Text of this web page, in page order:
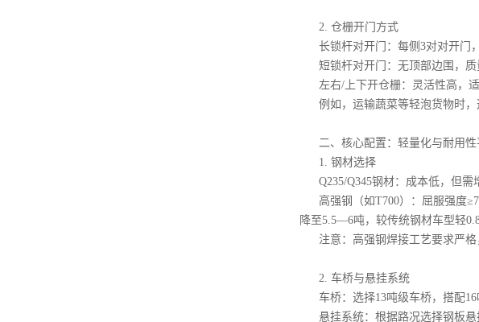
2. 仓栅开门方式
长锁杆对开门：每侧3对对开门
短锁杆对开门：无顶部边围，
左右/上下开仓栅：灵活性高，
例如，运输蔬菜等轻泡货物时
二、核心配置：轻量化与耐用性
1. 钢材选择
Q235/Q345钢材：成本低，但需
高强钢（如T700）：屈服强度
降至5.5—6吨，较传统钢材车型轻
注意：高强钢焊接工艺要求严
2. 车桥与悬挂系统
车桥：选择13吨级车桥，搭配16
悬挂系统：根据路况选择钢板